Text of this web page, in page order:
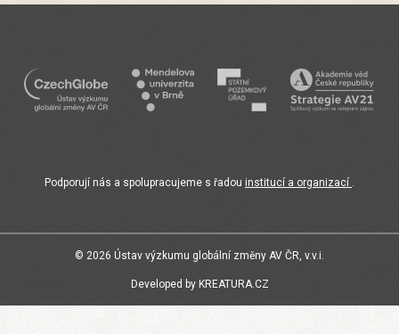
Podporují nás a spolupracujeme s řadou institucí a organizací
© 2026 Ústav výzkumu globální změny AV ČR, v.v.i.
Developed by KREATURA.CZ